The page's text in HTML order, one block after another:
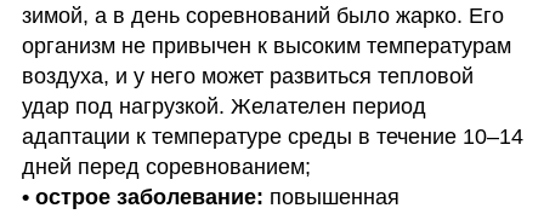
зимой, а в день соревнований было жарко. Его
организм не привычен к высоким температурам
воздуха, и у него может развиться тепловой
удар под нагрузкой. Желателен период
адаптации к температуре среды в течение 10–14
• острое заболевание: повышенная